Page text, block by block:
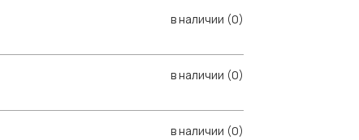
в наличии (0)
в наличии (0)
в наличии (0)